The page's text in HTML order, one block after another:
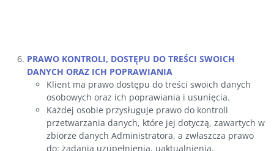
PRAWO KONTROLI, DOSTĘPU DO TREŚCI SWOICH
DANYCH ORAZ ICH POPRAWIANIA
Klient ma prawo dostępu do treści swoich danych
osobowych oraz ich poprawiania i usunięcia.
Każdej osobie przysługuje prawo do kontroli
przetwarzania danych, które jej dotyczą, zawartych w
zbiorze danych Administratora, a zwłaszcza prawo
do: żądania uzupełnienia, uaktualnienia,